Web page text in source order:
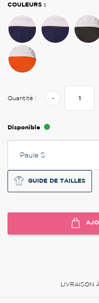
COULEURS :
Quantité : -
Disponible
GUIDE DE TAILLES
LIVRAISON